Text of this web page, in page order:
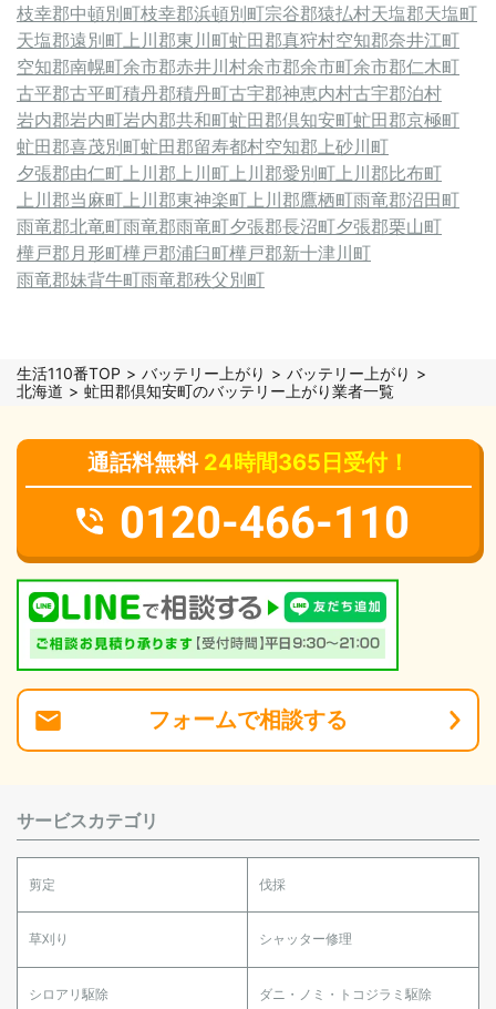
枝幸郡中頓別町枝幸郡浜頓別町宗谷郡猿払村天塩郡天塩町
天塩郡遠別町 上川郡東川町虻田郡真狩村空知郡奈井江町
空知郡南幌町余市郡赤井川村余市郡余市町余市郡仁木町
古平郡古平町積丹郡積丹町古宇郡神恵内村古宇郡泊村
岩内郡岩内町岩内郡共和町虻田郡倶知安町虻田郡京極町
虻田郡喜茂別町虻田郡留寿都村空知郡上砂川町
夕張郡由仁町 上川郡上川町 上川郡愛別町 上川郡比布町
上川郡当麻町 上川郡東神楽町 上川郡鷹栖町雨竜郡沼田町
雨竜郡北竜町雨竜郡雨竜町夕張郡長沼町夕張郡栗山町
樺戸郡月形町樺戸郡浦臼町樺戸郡新十津川町
雨竜郡妹背牛町雨竜郡秩父別町
生活110番TOP バッテリー上がり
バッテリー上がり
北海道
虻田郡倶知安町のバッテリー上がり業者一覧
通話料無料 24時間365日受付！
0120-466-110
フォームで相談する
サービスカテゴリ
剪定 伐採
草刈り シャッター修理
シロアリ駆除 ダニ・ノミ・トコジラミ駆除